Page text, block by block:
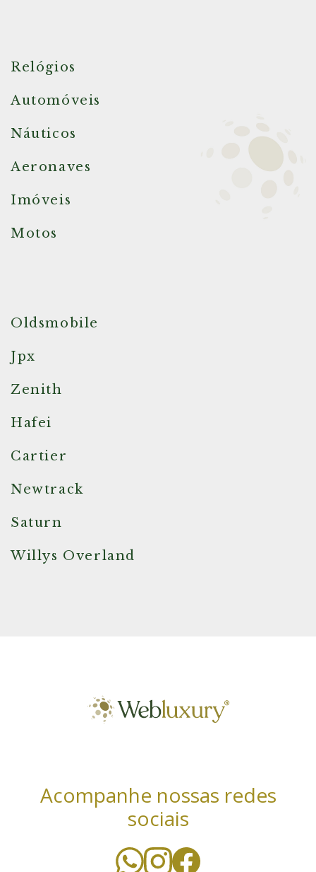
Utilizamos cookies essenciais e tecnologias
Relógios
Automóveis
Náuticos
Aeronaves
Imóveis
Motos
Oldsmobile
Jpx
Zenith
Hafei
Cartier
Newtrack
Saturn
Willys Overland
Acompanhe nossas redes
sociais